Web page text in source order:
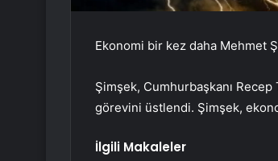
Ekonomi bir kez daha Mehmet
Şimşek, Cumhurbaşkanı Recep
görevini üstlendi. Şimşek,
İlgili Makaleler